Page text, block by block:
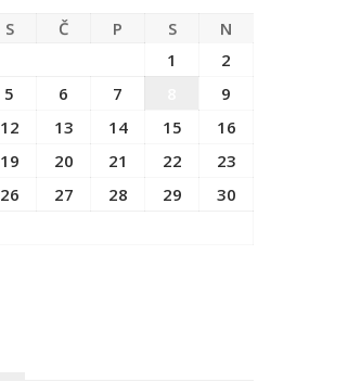
S Č P S
N
1
2
5 6 7
9
12 13 14 15
16
19 20 21 22
23
26 27 28 29
30